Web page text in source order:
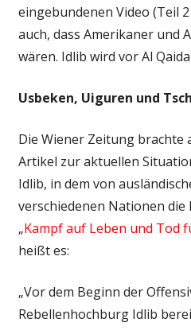
eingebundenen Video (Teil
auch, dass Amerikaner und
wären. Idlib wird vor Al
Usbeken, Uiguren und
Die Wiener Zeitung brachte
Artikel zur aktuellen
Idlib, in dem von
verschiedenen Nationen die
„Kampf auf Leben und Tod
heißt es:
„Vor dem Beginn der
Rebellenhochburg Idlib